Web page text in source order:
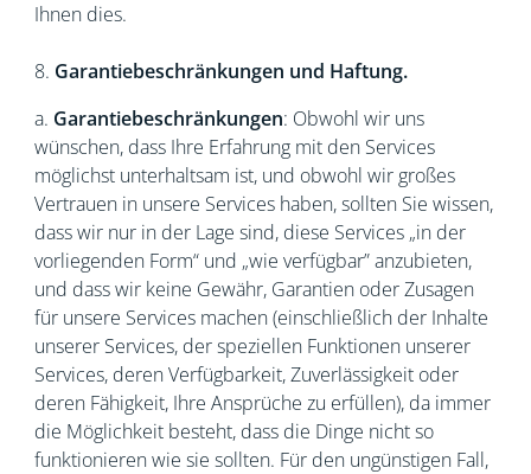
Ihnen dies.
8. Garantiebeschränkungen und Haftung.
a. Garantiebeschränkungen: Obwohl wir uns
wünschen, dass Ihre Erfahrung mit den Services
möglichst unterhaltsam ist, und obwohl wir großes
Vertrauen in unsere Services haben, sollten Sie wissen,
dass wir nur in der Lage sind, diese Services „in der
vorliegenden Form“ und „wie verfügbar” anzubieten,
und dass wir keine Gewähr, Garantien oder Zusagen
für unsere Services machen (einschließlich der Inhalte
unserer Services, der speziellen Funktionen unserer
Services, deren Verfügbarkeit, Zuverlässigkeit oder
deren Fähigkeit, Ihre Ansprüche zu erfüllen), da immer
die Möglichkeit besteht, dass die Dinge nicht so
funktionieren wie sie sollten. Für den ungünstigen Fall,